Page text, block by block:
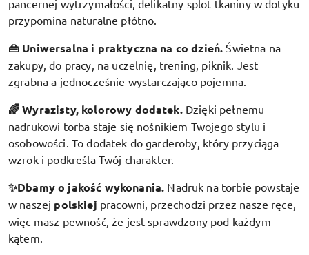
pancernej wytrzymałości, delikatny splot tkaniny w dotyku
przypomina naturalne płótno.
👜 Uniwersalna i praktyczna na co dzień. Świetna na
zakupy, do pracy, na uczelnię, trening, piknik. Jest
zgrabna a jednocześnie wystarczająco pojemna.
🌈 Wyrazisty, kolorowy dodatek. Dzięki pełnemu
nadrukowi torba staje się nośnikiem Twojego stylu i
osobowości. To dodatek do garderoby, który przyciąga
wzrok i podkreśla Twój charakter.
✨Dbamy o jakość wykonania. Nadruk na torbie powstaje
w naszej polskiej pracowni, przechodzi przez nasze ręce,
więc masz pewność, że jest sprawdzony pod każdym
kątem.